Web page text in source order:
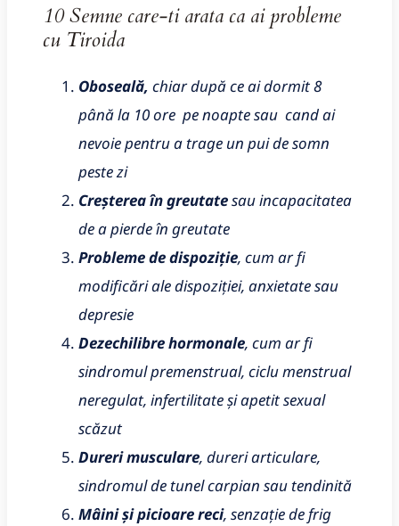
10 Semne care-ti arata ca ai probleme
cu Tiroida
Oboseală, chiar după ce ai dormit 8
până la 10 ore pe noapte sau cand ai
nevoie pentru a trage un pui de somn
peste zi
Creșterea în greutatesau incapacitatea
de a pierde în greutate
Probleme de dispoziție, cum ar fi
modificări ale dispoziției, anxietate sau
depresie
Dezechilibre hormonale, cum ar fi
sindromul premenstrual, ciclu menstrual
neregulat, infertilitate și apetit sexual
scăzut
Dureri musculare, dureri articulare,
sindromul de tunel carpian sau tendinită
Mâini și picioare reci, senzație de frig